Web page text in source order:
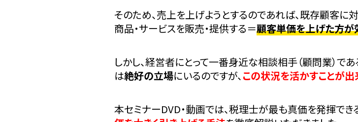
そのため、売上を上げようとするのであれば、既存顧客に
商品・サービスを販売・提供する＝顧客単価を上げた方が
しかし、経営者にとって一番身近な相談相手（顧問業）で
は絶好の立場にいるのですが、この状況を活かすことが
本セミナーDVD・動画では、税理士が最も真価を発揮でき